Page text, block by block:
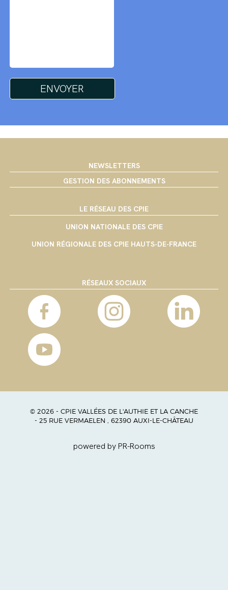
NEWSLETTERS
GESTION DES ABONNEMENTS
LE RÉSEAU DES CPIE
UNION NATIONALE DES CPIE
UNION RÉGIONALE DES CPIE HAUTS-DE-FRANCE
RÉSEAUX SOCIAUX
© 2026 - CPIE VALLÉES DE L'AUTHIE ET LA CANCHE
- 25 RUE VERMAELEN , 62390 AUXI-LE-CHÂTEAU
powered by PR-Rooms